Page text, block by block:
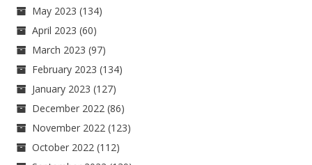
May 2023 (134)
April 2023 (60)
March 2023 (97)
February 2023 (134)
January 2023 (127)
December 2022 (86)
November 2022 (123)
October 2022 (112)